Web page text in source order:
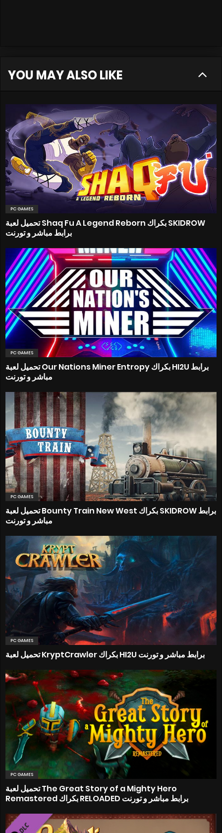
YOU MAY ALSO LIKE
PC GAMES
تحميل لعبة Shaq Fu A Legend Reborn بكراك SKIDROW
برابط مباشر و تورنت
PC GAMES
تحميل لعبة Our Nations Miner Entropy بكراك HI2U برابط
مباشر و تورنت
PC GAMES
تحميل لعبة Bounty Train New West بكراك SKIDROW برابط
مباشر و تورنت
PC GAMES
تحميل لعبة KryptCrawler بكراك HI2U برابط مباشر و تورنت
PC GAMES
تحميل لعبة The Great Story of a Mighty Hero
Remastered بكراك RELOADED برابط مباشر و تورنت